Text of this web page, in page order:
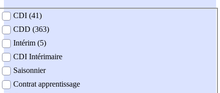
contrat
CDI (41)
CDD (363)
Intérim (5)
CDI Intérimaire
Saisonnier
Contrat apprentissage